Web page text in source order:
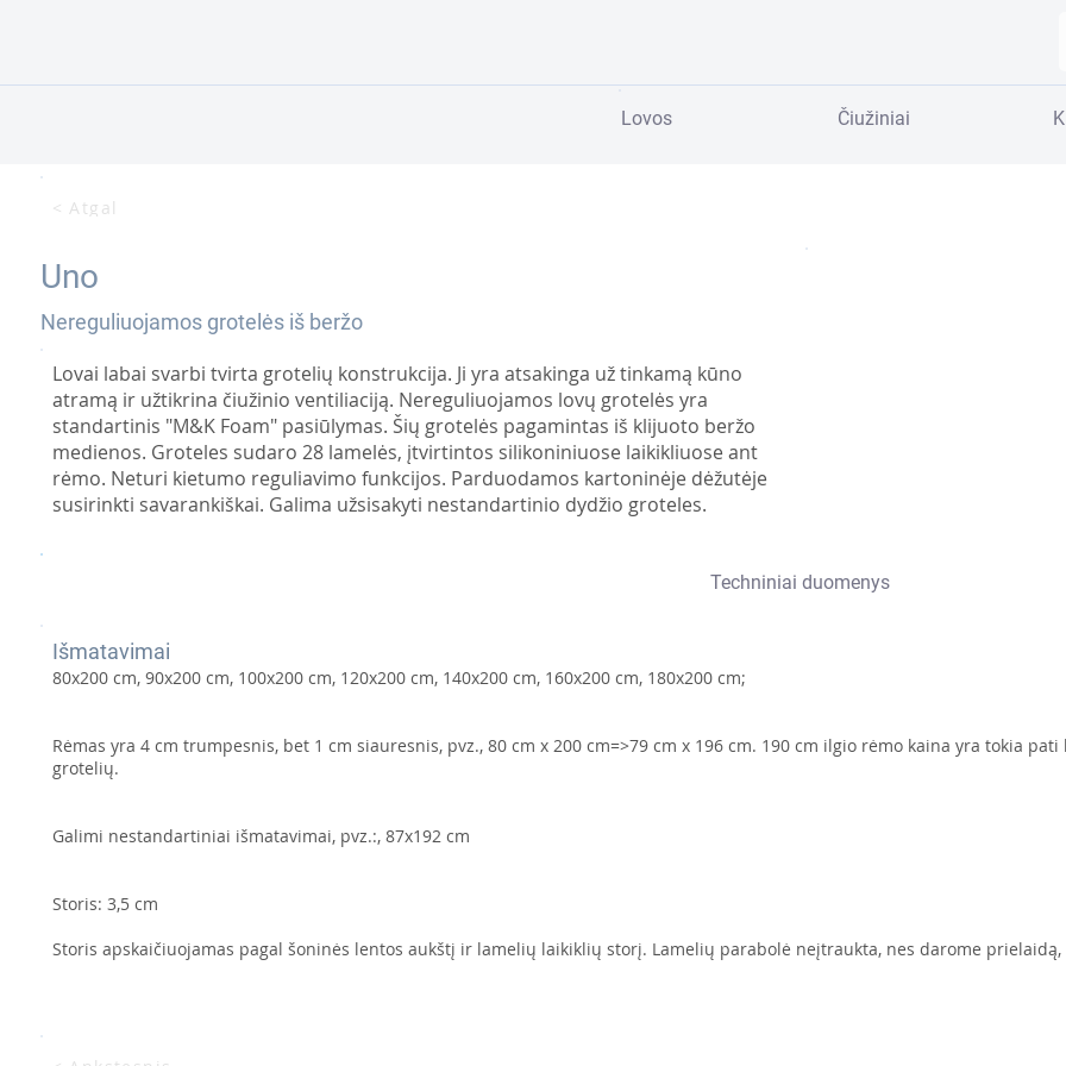
Lovos Čiužiniai
< Atgal
Uno
Nereguliuojamos grotelės iš beržo
Lovai labai svarbi tvirta grotelių konstrukcija. Ji yra atsakinga už tinkamą kūno
atramą ir užtikrina čiužinio ventiliaciją. Nereguliuojamos lovų grotelės yra
standartinis "M&K Foam" pasiūlymas. Šių grotelės pagamintas iš klijuoto beržo
medienos. Groteles sudaro 28 lamelės, įtvirtintos silikoniniuose laikikliuose ant
rėmo. Neturi kietumo reguliavimo funkcijos. Parduodamos kartoninėje dėžutėje
susirinkti savarankiškai. Galima užsisakyti nestandartinio dydžio groteles.
Techniniai duomenys
Išmatavimai
80x200 cm, 90x200 cm, 100x200 cm, 120x200 cm, 140x200 cm, 160x200 cm, 180x200 cm;
Rėmas yra 4 cm trumpesnis, bet 1 cm siauresnis, pvz., 80 cm x 200 cm=>79 cm x 196 cm. 190 cm ilgio rėmo kaina yra tokia
grotelių.
Galimi nestandartiniai išmatavimai, pvz.:, 87x192 cm
Storis: 3,5 cm
Storis apskaičiuojamas pagal šoninės lentos aukštį ir lamelių laikiklių storį. Lamelių parabolė neįtraukta, nes darome